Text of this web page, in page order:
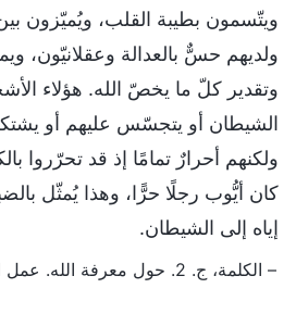
ويتّسمون بطيبة القلب، ويُميّزون
ولديهم حسٌّ بالعدالة وعقلانيّون،
وتقدير كلّ ما يخصّ الله. هؤلاء
الشيطان أو يتجسّس عليهم أو
ولكنهم أحرارٌ تمامًا إذ قد تحرّروا
كان أيُّوب رجلًا حرًّا، وهذا يُمثّل
إياه إلى الشيطان.
– الكلمة، ج. 2. حول معرفة